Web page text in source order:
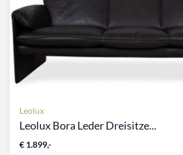
Leolux
Leolux Bora Leder Dreisitze...
€ 1.899,-